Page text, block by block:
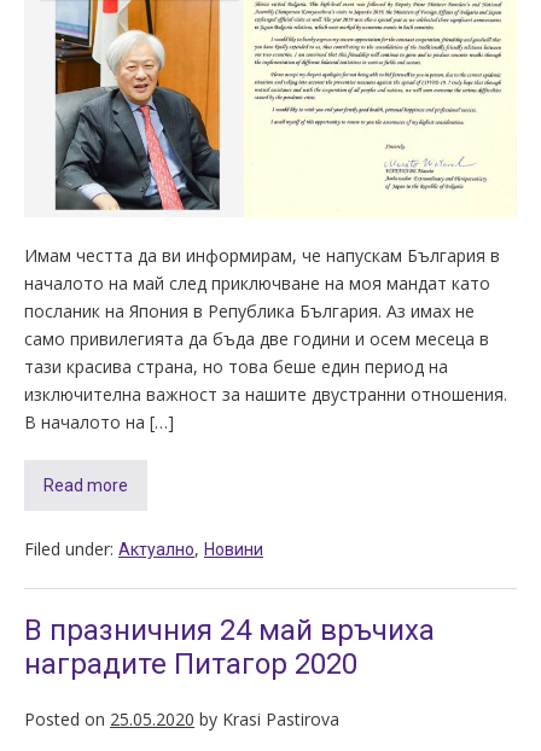
Имам честта да ви информирам, че напускам България в
началото на май след приключване на моя мандат като
посланик на Япония в Република България. Аз имах не
само привилегията да бъда две години и осем месеца в
тази красива страна, но това беше един период на
изключителна важност за нашите двустранни отношения.
В началото на […]
Read more
Filed under: Актуално, Новини
В празничния 24 май връчиха
наградите Питагор 2020
Posted on 25.05.2020 by Krasi Pastirova